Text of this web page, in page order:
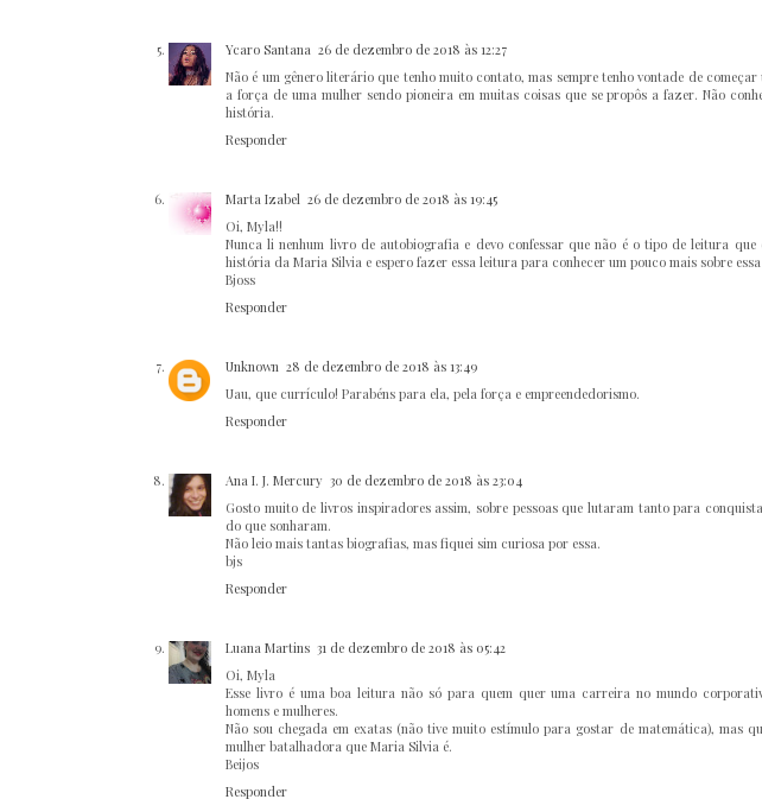
Ycaro Santana 26 de dezembro de 2018 às 12:27
Não é um gênero literário que tenho muito contato, mas sempre tenho vontade de
a força de uma mulher sendo pioneira em muitas coisas que se propôs a fazer. Não
história.
Responder
Marta Izabel 26 de dezembro de 2018 às 19:45
Oi, Myla!!
Nunca li nenhum livro de autobiografia e devo confessar que não é o tipo de leitura
história da Maria Silvia e espero fazer essa leitura para conhecer um pouco mais sobre
Bjoss
Responder
Unknown 28 de dezembro de 2018 às 13:49
Uau, que currículo! Parabéns para ela, pela força e empreendedorismo.
Responder
Ana I. J. Mercury 30 de dezembro de 2018 às 23:04
Gosto muito de livros inspiradores assim, sobre pessoas que lutaram tanto para
do que sonharam.
Não leio mais tantas biografias, mas fiquei sim curiosa por essa.
bjs
Responder
Luana Martins 31 de dezembro de 2018 às 05:42
Oi, Myla
Esse livro é uma boa leitura não só para quem quer uma carreira no mundo
homens e mulheres.
Não sou chegada em exatas (não tive muito estímulo para gostar de matemática), mas
mulher batalhadora que Maria Silvia é.
Beijos
Responder